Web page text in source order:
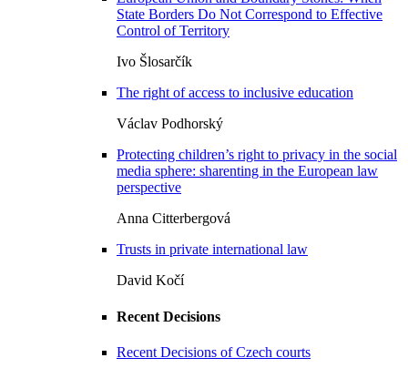
State Borders Do Not Correspond to Effective
Control of Territory
Ivo Šlosarčík
The right of access to inclusive education
Václav Podhorský
Protecting children’s right to privacy in the social
media sphere: sharenting in the European law
perspective
Anna Citterbergová
Trusts in private international law
David Kočí
Recent Decisions
Recent Decisions of Czech courts